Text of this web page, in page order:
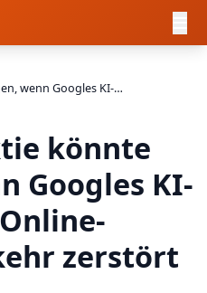
Reddit-Aktie könnte steigen, wenn Googles KI-Suche Online-Medienverkehr zerstört
könnte
Googles KI-
zerstört